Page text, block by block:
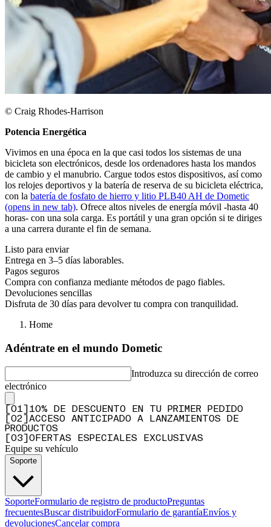
© Craig Rhodes-Harrison
Potencia Energética
Vivimos en una época en la que casi todos los sistemas de una
bicicleta son electrónicos, desde los ordenadores hasta los mandos
de cambio y el manubrio. Cargue todos estos dispositivos, así como
los relojes deportivos y la batería de reserva de su bicicleta eléctrica,
con la batería de fosfato de hierro y litio PLB40 AH de Dometic
(opens in new tab). Ofrece altos niveles de energía móvil -hasta 40
horas- con una sola carga. Es portátil y una gran opción si te diriges
a una carrera durante el fin de semana.
Listo para enviar
Entrega en 3–5 días laborables.
Pagos seguros
Compra con confianza mediante métodos de pago fiables.
Devoluciones sencillas
Disfruta de 30 días para devolver tu compra con tranquilidad.
Home
Adéntrate en el mundo Dometic
Introduzca su dirección de correo
electrónico
[01] 10% DE DESCUENTO EN TU PRIMER PEDIDO
[02] ACCESO ANTICIPADO A LANZAMIENTOS DE
PRODUCTOS
[03] OFERTAS ESPECIALES EXCLUSIVAS
Equipe su vehículo
Soporte
SoporteFormulario de registro de productoPreguntas
frecuentesBuscar distribuidorFormulario de garantíaEnvíos y
devolucionesCancelar compra